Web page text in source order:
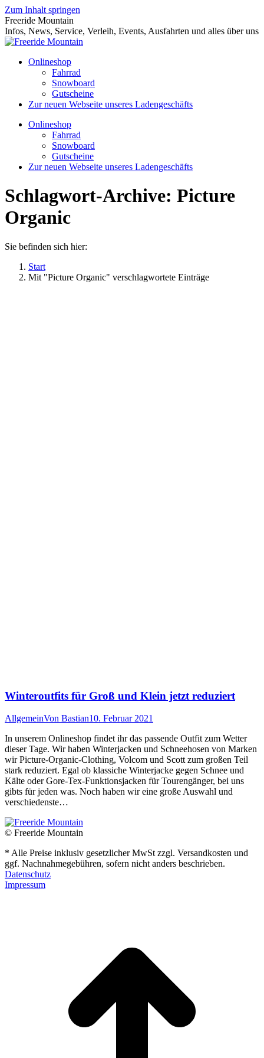
Zum Inhalt springen
Freeride Mountain
Infos, News, Service, Verleih, Events, Ausfahrten und alles über uns
Onlineshop
Fahrrad
Snowboard
Gutscheine
Zur neuen Webseite unseres Ladengeschäfts
Onlineshop
Fahrrad
Snowboard
Gutscheine
Zur neuen Webseite unseres Ladengeschäfts
Schlagwort-Archive: Picture
Organic
Sie befinden sich hier:
Start
Mit "Picture Organic" verschlagwortete Einträge
Winteroutfits für Groß und Klein jetzt reduziert
AllgemeinVon Bastian10. Februar 2021
In unserem Onlineshop findet ihr das passende Outfit zum Wetter
dieser Tage. Wir haben Winterjacken und Schneehosen von Marken
wir Picture-Organic-Clothing, Volcom und Scott zum großen Teil
stark reduziert. Egal ob klassiche Winterjacke gegen Schnee und
Kälte oder Gore-Tex-Funktionsjacken für Tourengänger, bei uns
gibts für jeden was. Noch haben wir eine große Auswahl und
verschiedenste…
© Freeride Mountain
* Alle Preise inklusiv gesetzlicher MwSt zzgl. Versandkosten und
ggf. Nachnahmegebühren, sofern nicht anders beschrieben.
Datenschutz
Impressum